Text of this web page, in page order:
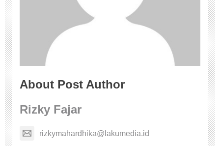
About Post Author
Rizky Fajar
rizkymahardhika@lakumedia.id